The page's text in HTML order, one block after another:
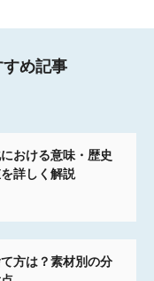
め記事
おける意味・歴史
詳しく解説
方は？素材別の分